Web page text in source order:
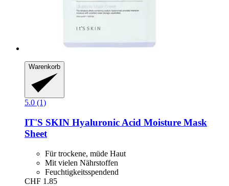
Warenkorb
5.0 (1)
IT'S SKIN Hyaluronic Acid Moisture Mask
Sheet
Für trockene, müde Haut
Mit vielen Nährstoffen
Feuchtigkeitsspendend
CHF 1.85